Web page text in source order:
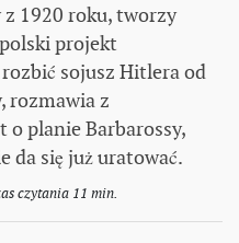
1920 roku, tworzy
projekt
sojusz Hitlera od
rozmawia z
o planie Barbarossy,
da się już uratować.
czytania 11 min.